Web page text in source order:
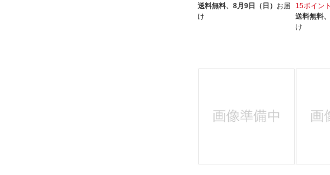
送料無料、 8月9日（日） お届
け
15ポイント
送料無料
け